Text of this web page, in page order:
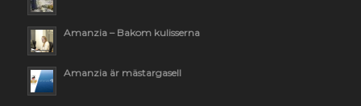
Amanzia – Bakom kulisserna
Amanzia är mästargasell